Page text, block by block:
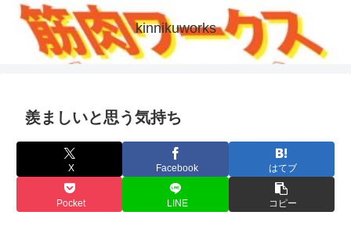
kinnikuworks
羨ましいと思う気持ち
X Facebook はてブ
Pocket LINE コピー